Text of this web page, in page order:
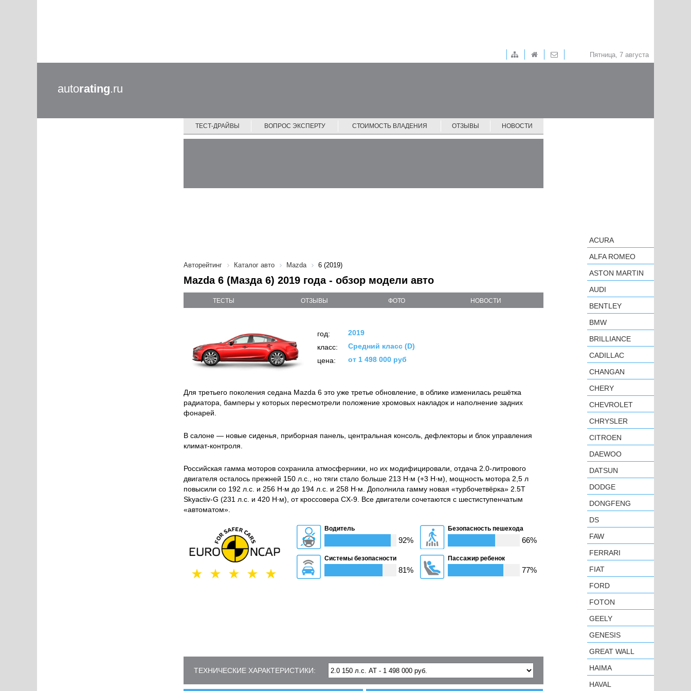
Пятница, 7 августа
autorating.ru
ТЕСТ-ДРАЙВЫ ВОПРОС ЭКСПЕРТУ СТОИМОСТЬ ВЛАДЕНИЯ ОТЗЫВЫ НОВОСТИ
Авторейтинг Каталог авто Mazda 6 (2019)
Mazda 6 (Мазда 6) 2019 года - обзор модели авто
ТЕСТЫ ОТЗЫВЫ ФОТО НОВОСТИ
год:
2019
класс:
Средний класс (D)
цена:
от 1 498 000 руб
Для третьего поколения седана Mazda 6 это уже третье обновление, в облике изменилась решётка
радиатора, бамперы у которых пересмотрели положение хромовых накладок и наполнение задних
фонарей.
В салоне — новые сиденья, приборная панель, центральная консоль, дефлекторы и блок управления
климат-контроля.
Российская гамма моторов сохранила атмосферники, но их модифицировали, отдача 2.0-литрового
двигателя осталось прежней 150 л.с., но тяги стало больше 213 Н·м (+3 Н·м), мощность мотора 2,5 л
повысили со 192 л.с. и 256 Н·м до 194 л.с. и 258 Н·м. Дополнила гамму новая «турбочетвёрка» 2.5T
Skyactiv-G (231 л.с. и 420 Н·м), от кроссовера CX-9. Все двигатели сочетаются с шестиступенчатым
«автоматом».
Водитель
92%
Безопасность пешехода
66%
Системы безопасности
81%
Пассажир ребенок
77%
ТЕХНИЧЕСКИЕ ХАРАКТЕРИСТИКИ:
ACURA
ALFA ROMEO
ASTON MARTIN
AUDI
BENTLEY
BMW
BRILLIANCE
CADILLAC
CHANGAN
CHERY
CHEVROLET
CHRYSLER
CITROEN
DAEWOO
DATSUN
DODGE
DONGFENG
DS
FAW
FERRARI
FIAT
FORD
FOTON
GEELY
GENESIS
GREAT WALL
HAIMA
HAVAL